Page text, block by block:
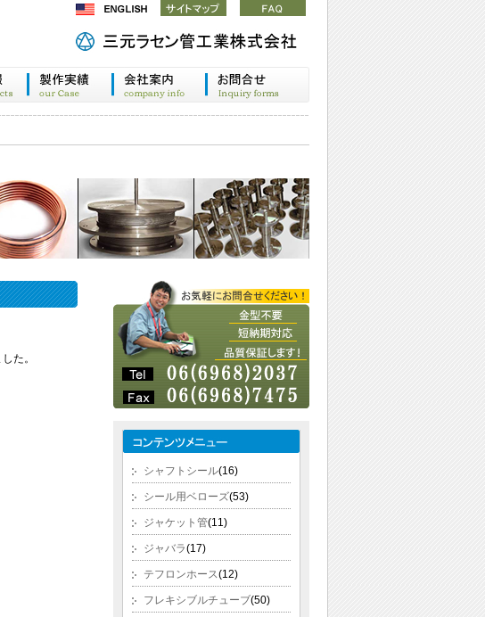
た。
シャフトシール(16)
シール用ベローズ(53)
ジャケット管(11)
ジャバラ(17)
テフロンホース(12)
フレキシブルチューブ(50)